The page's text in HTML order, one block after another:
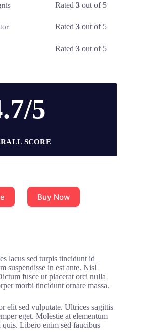
Rated3 out of 5
Rated3 out of 5
Rated3 out of 5
5
SCORE
Buy Now
lacus sed turpis tincidunt id
suspendisse in est ante. Nisl
fusce ut placerat orci nulla
morbi tincidunt ornare massa.
elit sed vulputate. Ultrices sagittis
eget. Molestie at elementum
Libero enim sed faucibus